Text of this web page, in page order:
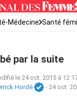
Médecine Santé
par la suite
le 24 oct. 2015 à
Hordé
- 24 oct.